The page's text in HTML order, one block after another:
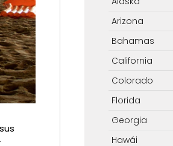
Arizona
Bahamas
California
Colorado
Florida
Georgia
Hawái